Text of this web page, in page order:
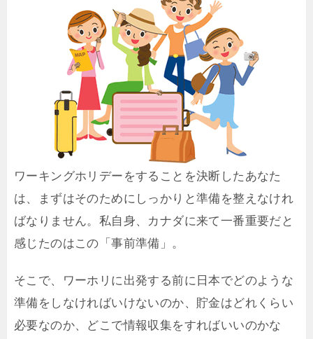
ワーキングホリデーをすることを決断したあなた
は、まずはそのためにしっかりと準備を整えなけれ
ばなりません。私自身、カナダに来て一番重要だと
感じたのはこの「事前準備」。
そこで、ワーホリに出発する前に日本でどのような
準備をしなければいけないのか、貯金はどれくらい
必要なのか、どこで情報収集をすればいいのかな